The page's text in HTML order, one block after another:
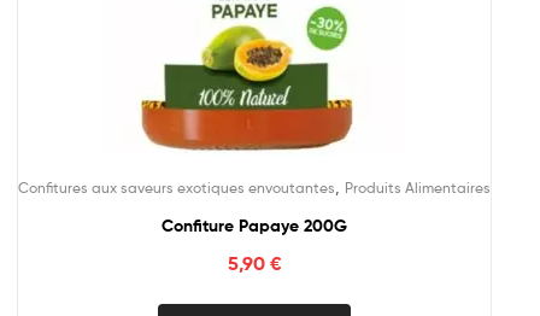
Confitures aux saveurs exotiques envoutantes Produits Alimentaires
Confiture Papaye 200G
5,90 €